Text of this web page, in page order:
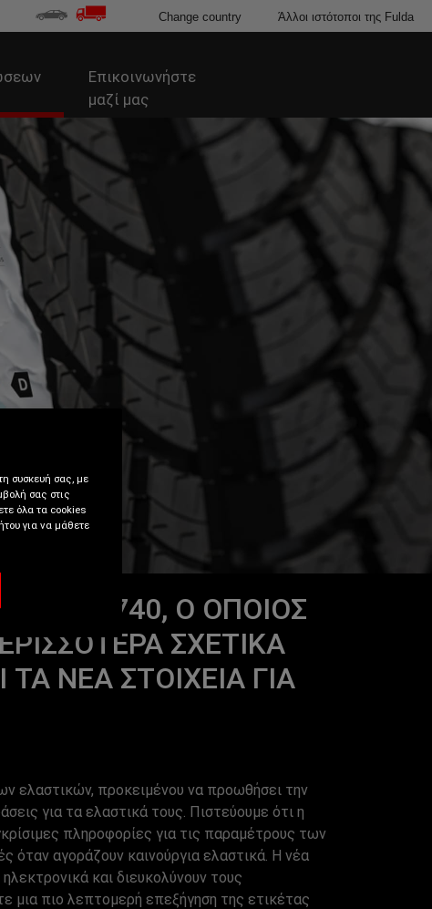
Επικοινωνήστε
μαζί μας
Change country Άλλοι ιστότοποι της Fulda
2020/740, Ο ΟΠΟΊΟΣ
ΣΧΕΤΙΚΆ
ΝΈΑ ΣΤΟΙΧΕΊΑ ΓΙΑ
ελαστικών, προκειμένου να προωθήσει την
για τα ελαστικά τους. Πιστεύουμε ότι η
πληροφορίες για τις παραμέτρους των
όταν αγοράζουν καινούργια ελαστικά. Η νέα
και διευκολύνουν τους
μια πιο λεπτομερή επεξήγηση της ετικέτας
συσκευή σας, με
σας στις
όλα τα cookies
για να μάθετε